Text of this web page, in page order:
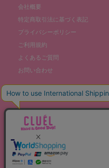
会社概要
特定商取引法に基づく表記
プライバシーポリシー
ご利用規約
よくあるご質問
お問い合わせ
©THE STOCKS CO., LTD